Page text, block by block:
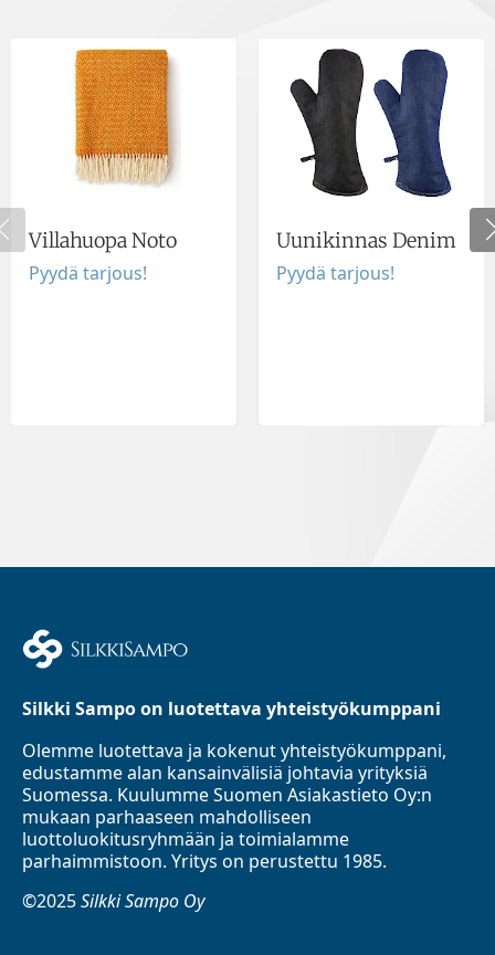
Villahuopa Noto
Pyydä tarjous!
Uunikinnas Denim
Pyydä tarjous!
Silkki Sampo on luotettava yhteistyökumppani
Olemme luotettava ja kokenut yhteistyökumppani,
edustamme alan kansainvälisiä johtavia yrityksiä
Suomessa. Kuulumme Suomen Asiakastieto Oy:n
mukaan parhaaseen mahdolliseen
luottoluokitusryhmään ja toimialamme
parhaimmistoon. Yritys on perustettu 1985.
©2025Silkki Sampo Oy